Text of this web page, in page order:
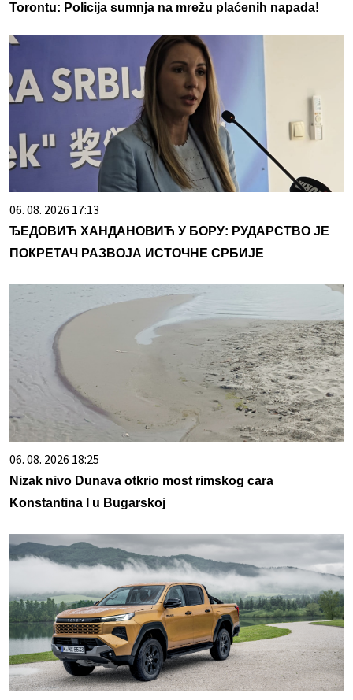
Torontu: Policija sumnja na mrežu plaćenih napada!
06. 08. 2026 17:13
ЂЕДОВИЋ ХАНДАНОВИЋ У БОРУ: РУДАРСТВО ЈЕ
ПОКРЕТАЧ РАЗВОЈА ИСТОЧНЕ СРБИЈЕ
06. 08. 2026 18:25
Nizak nivo Dunava otkrio most rimskog cara
Konstantina I u Bugarskoj